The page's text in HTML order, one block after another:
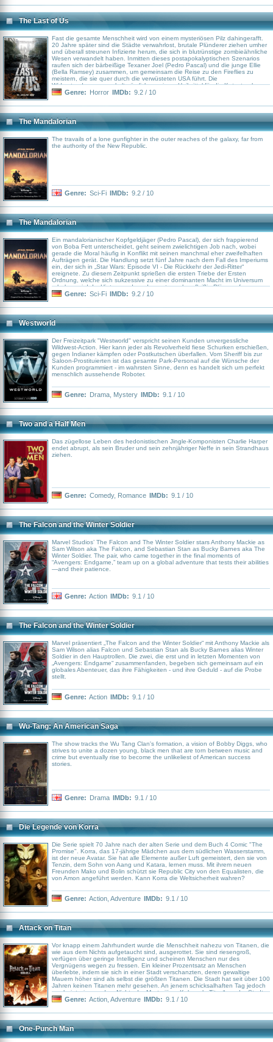
gepflastert, die von dem Duo das Äußerste abverlangen...
The Last of Us
Fast die gesamte Menschheit wird von einem mysteriösen Pilz dahingerafft.
20 Jahre später sind die Städte verwahrlost, brutale Plünderer ziehen umher
und überall streunen Infizierte herum, die sich in blutrünstige zombieähnliche
Wesen verwandelt haben. Inmitten dieses postapokalyptischen Szenarios
raufen sich der bärbeißige Texaner Joel (Pedro Pascal) und die junge Ellie
(Bella Ramsey) zusammen, um gemeinsam die Reise zu den Fireflies zu
meistern, die sie quer durch die verwüsteten USA führt. Die
Widerstandgruppe werkelt nämlich an einem Heilmittel für die Katastrophe,
die die Menschheit ereilt hat – und Ellie scheint den Schlüssel dafür in sich
gepflastert, die von dem Duo das Äußerste abverlangen...
Genre: Horror IMDb: 9.2 / 10
The Mandalorian
The travails of a lone gunfighter in the outer reaches of the galaxy, far from
the authority of the New Republic.
Genre: Sci-Fi IMDb: 9.2 / 10
The Mandalorian
Ein mandalorianischer Kopfgeldjäger (Pedro Pascal), der sich frappierend
von Boba Fett unterscheidet, geht seinem zwielichtigen Job nach, wobei
gerade die Moral häufig in Konflikt mit seinen manchmal eher zweifelhaften
Aufträgen gerät. Die Handlung setzt fünf Jahre nach dem Fall des Imperiums
ein, der sich in „Star Wars: Episode VI - Die Rückkehr der Jedi-Ritter“
ereignete. Zu diesem Zeitpunkt sprießen die ersten Triebe der Ersten
Ordnung, welche sich sukzessive zu einer dominanten Macht im Universum
erheben wird. Im Hintergrund werden entsprechen fleißig Pläne auf
politischer Ebene gesponnen. Die Wege des Mandalorianers und von dem
kreuzen sich immer wieder – und es entsteht eine bitterböse Feindschaft
zwischen den beiden.
Genre: Sci-Fi IMDb: 9.2 / 10
Westworld
Der Freizeitpark "Westworld" verspricht seinen Kunden unvergessliche
Wildwest-Action. Hier kann jeder als Revolverheld fiese Schurken erschießen,
gegen Indianer kämpfen oder Postkutschen überfallen. Vom Sheriff bis zur
Saloon-Prostituierten ist das gesamte Park-Personal auf die Wünsche der
Kunden programmiert - im wahrsten Sinne, denn es handelt sich um perfekt
menschlich aussehende Roboter.
Genre: Drama Mystery IMDb: 9.1 / 10
Two and a Half Men
Das zügellose Leben des hedonistischen Jingle-Komponisten Charlie Harper
endet abrupt, als sein Bruder und sein zehnjähriger Neffe in sein Strandhaus
ziehen.
Genre: Comedy, Romance IMDb: 9.1 / 10
The Falcon and the Winter Soldier
Marvel Studios’ The Falcon and The Winter Soldier stars Anthony Mackie as
Sam Wilson aka The Falcon, and Sebastian Stan as Bucky Barnes aka The
Winter Soldier. The pair, who came together in the final moments of
“Avengers: Endgame,” team up on a global adventure that tests their abilities
—and their patience.
Genre: Action IMDb: 9.1 / 10
The Falcon and the Winter Soldier
Marvel präsentiert „The Falcon and the Winter Soldier“ mit Anthony Mackie als
Sam Wilson alias Falcon und Sebastian Stan als Bucky Barnes alias Winter
Soldier in den Hauptrollen. Die zwei, die erst und in letzten Momenten von
„Avengers: Endgame“ zusammenfanden, begeben sich gemeinsam auf ein
globales Abenteuer, das ihre Fähigkeiten - und ihre Geduld - auf die Probe
stellt.
Genre: Action IMDb: 9.1 / 10
Wu-Tang: An American Saga
The show tracks the Wu Tang Clan's formation, a vision of Bobby Diggs, who
strives to unite a dozen young, black men that are torn between music and
crime but eventually rise to become the unlikeliest of American success
stories.
Genre: Drama IMDb: 9.1 / 10
Die Legende von Korra
Die Serie spielt 70 Jahre nach der alten Serie und dem Buch 4 Comic "The
Promise". Korra, das 17-jährige Mädchen aus dem südlichen Wasserstamm,
ist der neue Avatar. Sie hat alle Elemente außer Luft gemeistert, den sie von
Tenzin, dem Sohn von Aang und Katara, lernen muss. Mit ihrem neuen
Freunden Mako und Bolin schützt sie Republic City von den Equalisten, die
von Amon angeführt werden. Kann Korra die Weltsicherheit wahren?
Genre: Action Adventure IMDb: 9.1 / 10
Attack on Titan
Vor knapp einem Jahrhundert wurde die Menschheit nahezu von Titanen, die
wie aus dem Nichts aufgetaucht sind, ausgerottet. Sie sind riesengroß,
verfügen über geringe Intelligenz und scheinen Menschen nur des
Vergnügens wegen zu fressen. Ein kleiner Prozentsatz an Menschen
überlebte, indem sie sich in einer Stadt verschanzten, deren gewaltige
Mauern höher sind als selbst die größten Titanen. Die Stadt hat seit über 100
Jahren keinen Titanen mehr gesehen. An jenem schicksalhaften Tag jedoch
erscheint wie aus dem Nichts der Mysteriöse „Kolossale Titan“ vor der Stadt
und reißt ein Loch in die Mauer. Als die Titanen in die Stadt einfallen, müssen
lebendigem Leibe gefressen wird. Eren schwört, dass er jeden einzelnen
Titanen auf der Welt abschlachten und Rache für die gesamte Menschheit
nehmen wird.
Genre: Action Adventure IMDb: 9.1 / 10
One-Punch Man